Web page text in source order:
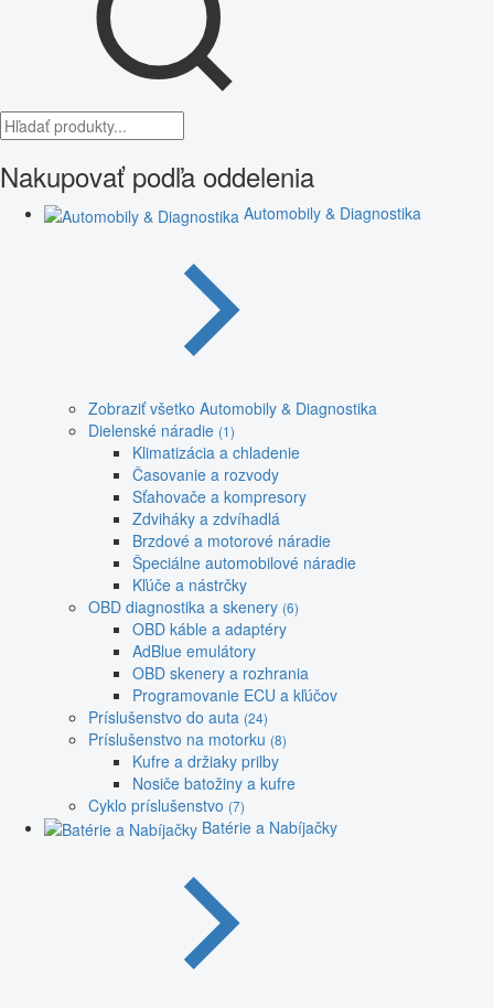
Nakupovať podľa oddelenia
Automobily & Diagnostika
Zobraziť všetko Automobily & Diagnostika
Dielenské náradie (1)
Klimatizácia a chladenie
Časovanie a rozvody
Sťahovače a kompresory
Zdviháky a zdvíhadlá
Brzdové a motorové náradie
Špeciálne automobilové náradie
Kľúče a nástrčky
OBD diagnostika a skenery (6)
OBD káble a adaptéry
AdBlue emulátory
OBD skenery a rozhrania
Programovanie ECU a kľúčov
Príslušenstvo do auta (24)
Príslušenstvo na motorku (8)
Kufre a držiaky prilby
Nosiče batožiny a kufre
Cyklo príslušenstvo (7)
Batérie a Nabíjačky